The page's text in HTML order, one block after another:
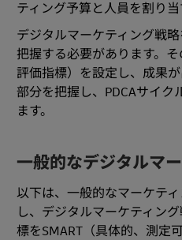
ティング予算と人員を割り当
デジタルマーケティング戦
把握する必要があります。
評価指標）を設定し、成果
部分を把握し、PDCAサイク
ます。
一般的なデジタルマ
以下は、一般的なマーケテ
し、デジタルマーケティン
標をSMART（具体的、測定